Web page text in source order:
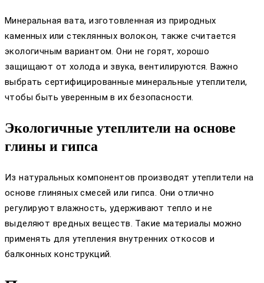
Минеральная вата, изготовленная из природных
каменных или стеклянных волокон, также считается
экологичным вариантом. Они не горят, хорошо
защищают от холода и звука, вентилируются. Важно
выбрать сертифицированные минеральные утеплители,
чтобы быть уверенным в их безопасности.
Экологичные утеплители на основе
глины и гипса
Из натуральных компонентов производят утеплители на
основе глиняных смесей или гипса. Они отлично
регулируют влажность, удерживают тепло и не
выделяют вредных веществ. Такие материалы можно
применять для утепления внутренних откосов и
балконных конструкций.